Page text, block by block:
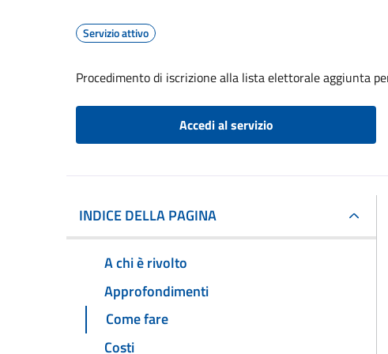
Servizio attivo
Procedimento di iscrizione alla lista elettorale aggiunta
Accedi al servizio
INDICE DELLA PAGINA
A chi è rivolto
Approfondimenti
Come fare
Costi